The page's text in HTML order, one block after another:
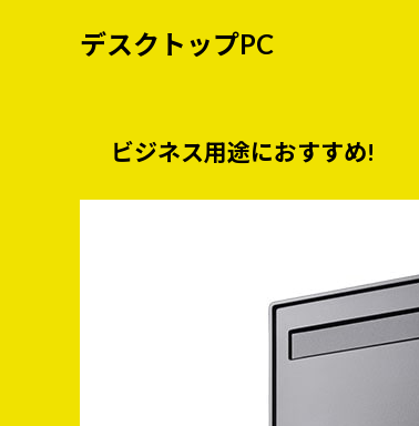
デスクトップPC
ビジネス用途におすすめ!